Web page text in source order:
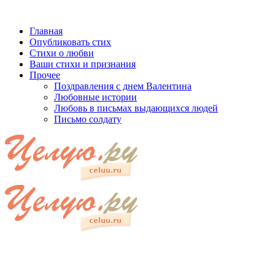
Главная
Опубликовать стих
Стихи о любви
Ваши стихи и признания
Прочее
Поздравления с днем Валентина
Любовные истории
Любовь в письмах выдающихся людей
Письмо солдату